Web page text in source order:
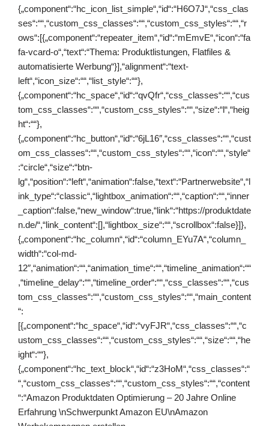
{„component“:“hc_icon_list_simple“,“id“:“H6O7J“,“css_clas
ses“:““,“custom_css_classes“:““,“custom_css_styles“:““,“r
ows“:[{„component“:“repeater_item“,“id“:“mEmvE“,“icon“:“fa
fa-vcard-o“,“text“:“Thema: Produktlistungen, Flatfiles &
automatisierte Werbung“}],“alignment“:“text-
left“,“icon_size“:““,“list_style“:““},
{„component“:“hc_space“,“id“:“qvQfr“,“css_classes“:““,“cus
tom_css_classes“:““,“custom_css_styles“:““,“size“:“l“,“heig
ht“:““},
{„component“:“hc_button“,“id“:“6jL16″,“css_classes“:““,“cust
om_css_classes“:““,“custom_css_styles“:““,“icon“:““,“style“
:“circle“,“size“:“btn-
lg“,“position“:“left“,“animation“:false,“text“:“Partnerwebsite“,“l
ink_type“:“classic“,“lightbox_animation“:““,“caption“:““,“inner
_caption“:false,“new_window“:true,“link“:“https://produktdate
n.de/“,“link_content“:[],“lightbox_size“:““,“scrollbox“:false}]},
{„component“:“hc_column“,“id“:“column_EYu7A“,“column_
width“:“col-md-
12″,“animation“:““,“animation_time“:““,“timeline_animation“:““
,“timeline_delay“:““,“timeline_order“:““,“css_classes“:““,“cus
tom_css_classes“:““,“custom_css_styles“:““,“main_content
“:
[{„component“:“hc_space“,“id“:“vyFJR“,“css_classes“:““,“c
ustom_css_classes“:““,“custom_css_styles“:““,“size“:““,“he
ight“:““},
{„component“:“hc_text_block“,“id“:“z3HoM“,“css_classes“:“
“,“custom_css_classes“:““,“custom_css_styles“:““,“content
“:“Amazon Produktdaten Optimierung – 20 Jahre Online
Erfahrung \nSchwerpunkt Amazon EU\nAmazon